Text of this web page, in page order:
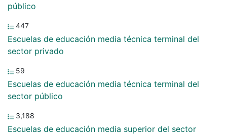
público
447
Escuelas de educación media técnica terminal del
sector privado
59
Escuelas de educación media técnica terminal del
sector público
3,188
Escuelas de educación media superior del sector